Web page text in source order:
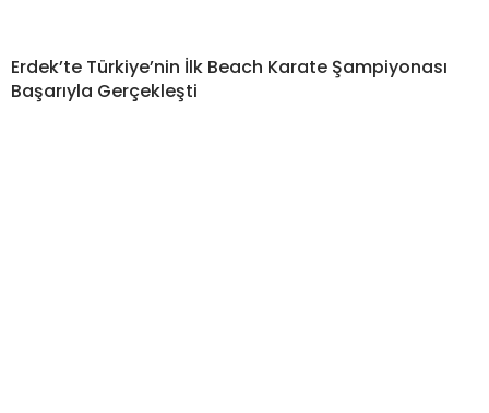
Erdek’te Türkiye’nin İlk Beach Karate Şampiyonası
Başarıyla Gerçekleşti